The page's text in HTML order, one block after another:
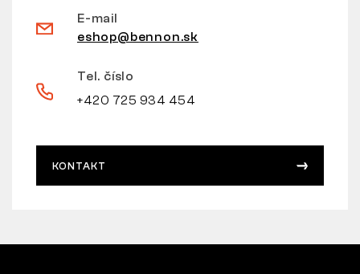
E-mail
eshop@bennon.sk
Tel. číslo
+420 725 934 454
KONTAKT